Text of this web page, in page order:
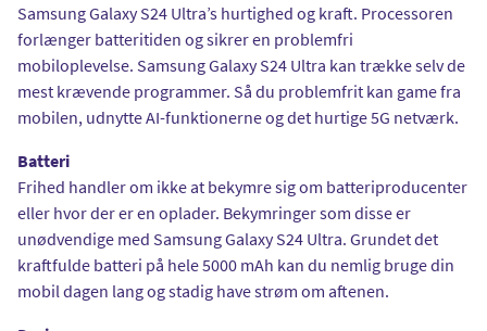
Samsung Galaxy S24 Ultra’s hurtighed og kraft. Processoren
forlænger batteritiden og sikrer en problemfri
mobiloplevelse. Samsung Galaxy S24 Ultra kan trække selv de
mest krævende programmer. Så du problemfrit kan game fra
mobilen, udnytte AI-funktionerne og det hurtige 5G netværk.
Batteri
Frihed handler om ikke at bekymre sig om batteriproducenter
eller hvor der er en oplader. Bekymringer som disse er
unødvendige med Samsung Galaxy S24 Ultra. Grundet det
kraftfulde batteri på hele 5000 mAh kan du nemlig bruge din
mobil dagen lang og stadig have strøm om aftenen.